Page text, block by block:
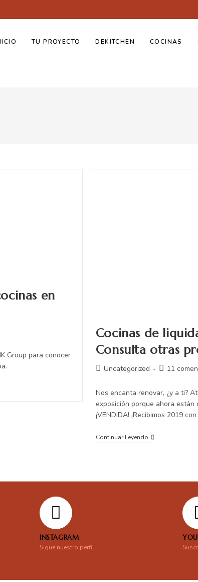
TU PROYECTO DEKITCHEN COCINAS
en
Group para conocer
Cocinas de
Consulta otras
Uncategorized 11
Nos encanta renovar, ¿y a ti?
exposición porque ahora están
¡VENDIDA! ¡Recibimos 2019
Continuar Leyendo
INSTAGRAM
Sigue nuestro perfil